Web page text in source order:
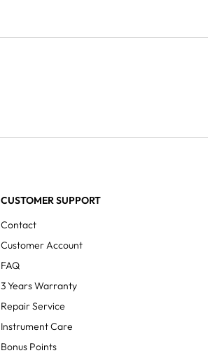
CUSTOMER SUPPORT
Contact
Customer Account
FAQ
3 Years Warranty
Repair Service
Instrument Care
Bonus Points